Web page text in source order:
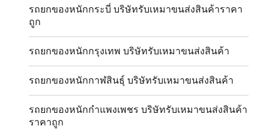
รถยกของหนักกระบี่ บริษัทรับเหมาขนส่งสินค้าราคา
ถูก
รถยกของหนักกรุงเทพ บริษัทรับเหมาขนส่งสินค้า
รถยกของหนักกาฬสินธุ์ บริษัทรับเหมาขนส่งสินค้า
รถยกของหนักกำแพงเพชร บริษัทรับเหมาขนส่งสินค้า
ราคาถูก